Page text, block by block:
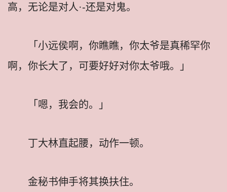
高，无论是对人·-还是对鬼。
「小远侯啊，你瞧瞧，你太爷是真稀罕你
啊，你长大了，可要好好对你太爷哦。」
「嗯，我会的。」
丁大林直起腰，动作一顿。
金秘书伸手将其换扶住。